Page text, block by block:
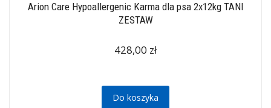
Arion Care Hypoallergenic Karma dla psa 2x12kg TANI
ZESTAW
428,00 zł
Do koszyka